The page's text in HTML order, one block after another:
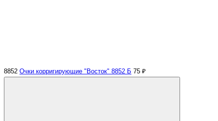
8852 Очки корригирующие "Восток" 8852 Б 75 ₽